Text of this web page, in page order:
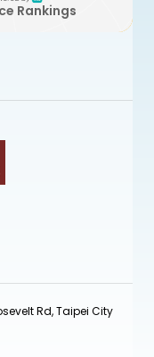
Rankings
Rd, Taipei City